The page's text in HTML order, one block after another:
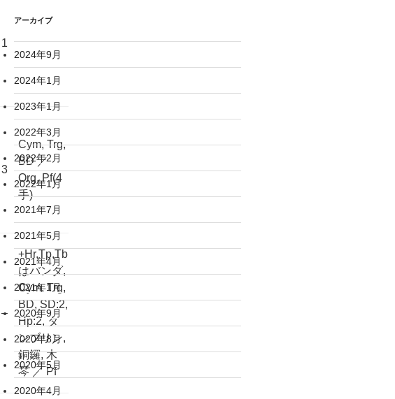
1
3
Cym, Trg,
BD ／
Org, Pf(4
手)
–
+Hr,Tp,Tb
はバンダ,
Cym, Trg,
BD, SD:2,
Hp:2, タ
ンブリン,
銅鑼, 木
琴 ／ Pf
アーカイブ
2024年9月
2024年1月
2023年1月
2022年3月
2022年2月
2022年1月
2021年7月
2021年5月
2021年4月
2021年1月
2020年9月
2020年8月
2020年5月
2020年4月